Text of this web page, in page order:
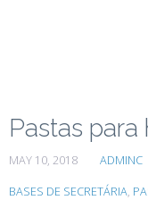
Pastas para
MAY 10, 2018 ADMINC
BASES DE SECRETÁRIA,